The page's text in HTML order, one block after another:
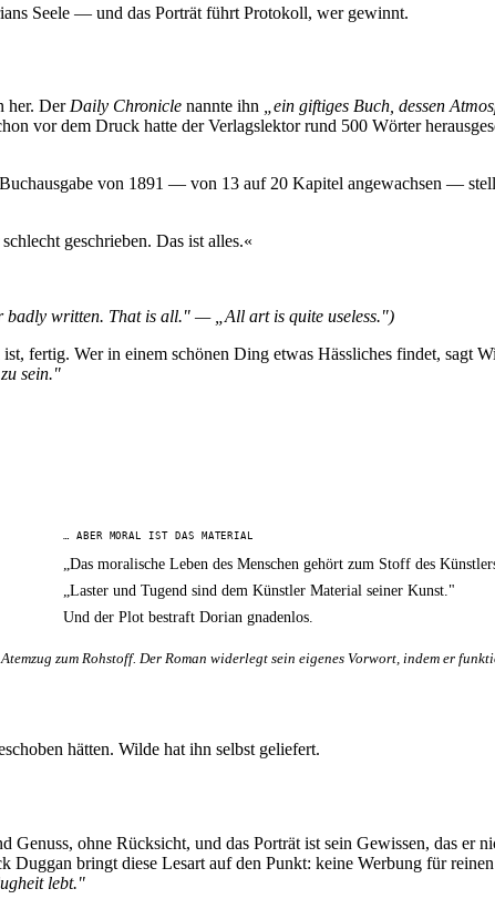
Seele — und das Porträt führt Protokoll, wer gewinnt.
her. Der Daily Chronicle nannte ihn
„ein giftiges Buch, dessen
vor dem Druck hatte der Verlagslektor rund 500 Wörter
von 1891 — von 13 auf 20 Kapitel angewachsen —
geschrieben. Das ist alles.«
written. That is all." — „All art is quite useless.")
fertig. Wer in einem schönen Ding etwas Hässliches findet, sagt
sein."
… ABER MORAL IST DAS MATERIAL
„Das moralische Leben des Menschen gehört zum Stoff des
„Laster und Tugend sind dem Künstler Material seiner Kunst."
Und der Plot bestraft Dorian gnadenlos.
zum Rohstoff. Der Roman widerlegt sein eigenes Vorwort, indem er
hätten. Wilde hat ihn selbst geliefert.
Genuss, ohne Rücksicht, und das Porträt ist sein Gewissen, das er
bringt diese Lesart auf den Punkt: keine Werbung für
lebt."